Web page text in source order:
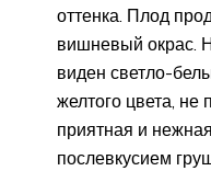
оттенка. Плод
вишневый окрас.
виден светло-
желтого цвета, не
приятная и
послевкусием